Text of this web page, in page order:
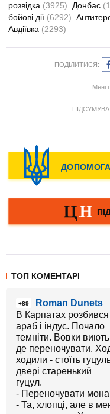
розвідка (3925) Донбас
бойові дії (6292)
Авдіївка (2293)
ПОДІЛИТИСЯ:
Мені
ТОП КОМЕНТАРІ
+89
Roman Dunets
В Карпатах
араб і індус. Почало
темніти. Вовки
де переночувати.
ходили - стоїть
двері старенький
гуцул.
- Переночувати
- Та, хлопці, але в